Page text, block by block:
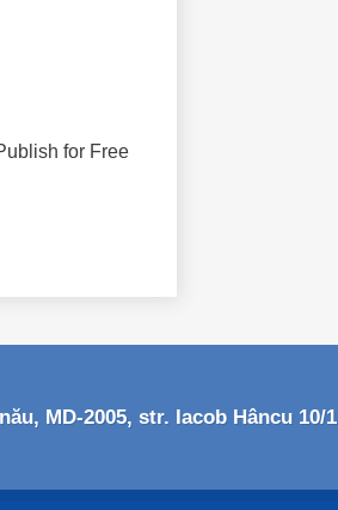
for Free
MD-2005, str. Iacob Hâncu 10/1